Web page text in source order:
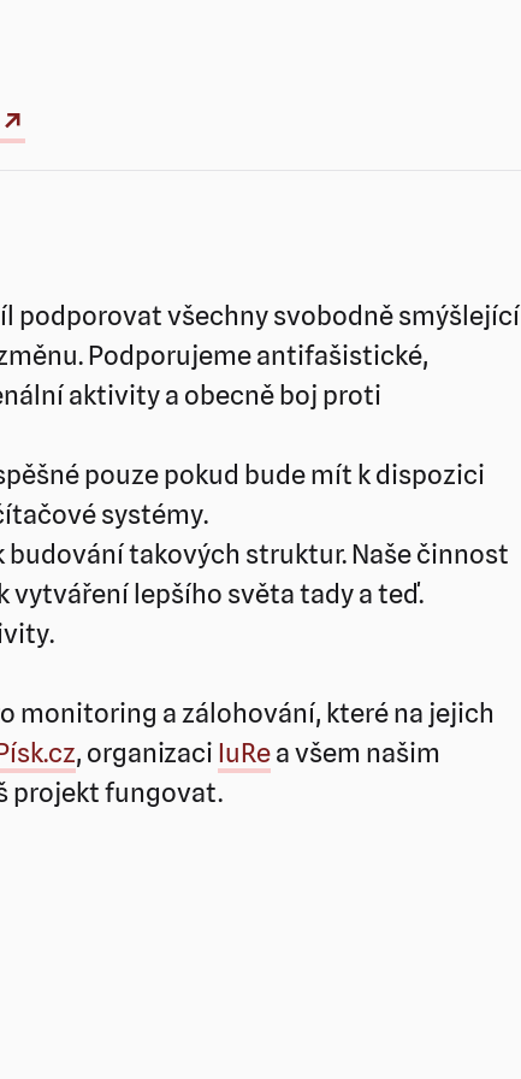
podporovat všechny svobodně smýšlející
Podporujeme antifašistické,
aktivity a obecně boj proti
pouze pokud bude mít k dispozici
systémy.
takových struktur. Naše činnost
lepšího světa tady a teď.
monitoring a zálohování, které na jejich
, organizaci IuRea všem našim
projekt fungovat.